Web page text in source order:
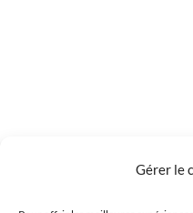
Gérer le